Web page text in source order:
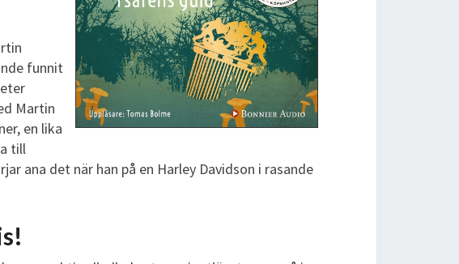
funnit
Martin
en lika
till
ana det när han på en Harley Davidson i rasande